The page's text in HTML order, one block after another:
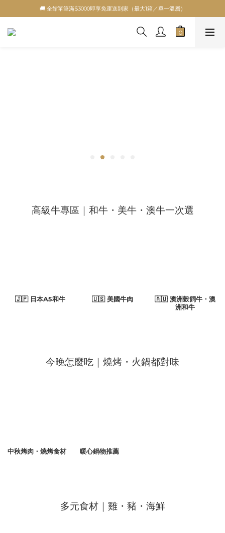
🚚 全館單筆滿$3000即享免運送到家（最大1箱／單一溫層）
高級牛專區｜和牛・美牛・澳牛一次選
🇯🇵 日本A5和牛 🇺🇸 美國牛肉
🇦🇺 澳洲穀飼牛・澳
洲和牛
今晚怎麼吃｜燒烤・火鍋都對味
中秋烤肉・燒烤食材 暖心鍋物推薦
多元食材｜雞・豬・海鮮